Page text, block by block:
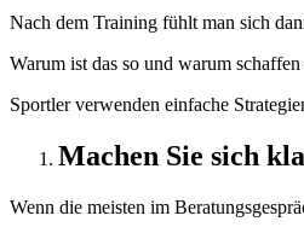
Nach dem Training fühlt man sich
Warum ist das so und warum
Sportler verwenden einfache
Machen Sie sich
Wenn die meisten im